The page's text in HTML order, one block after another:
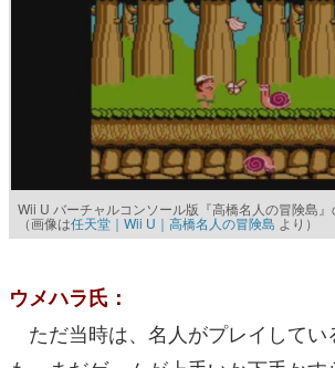
Wii U バーチャルコンソール版『高橋名人の冒険島
（画像は任天堂｜Wii U｜高橋名人の冒険島 より）
ウメハラ氏：
ただ当時は、名人がプレイしてい